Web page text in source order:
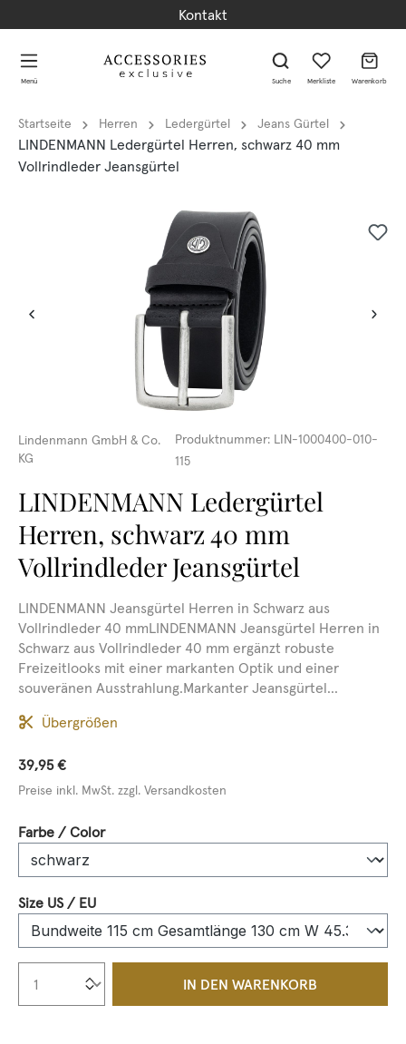
Kontakt
Menü Suche Merkliste Warenkorb
Startseite Herren Ledergürtel Jeans Gürtel
LINDENMANN Ledergürtel Herren, schwarz 40 mm
Vollrindleder Jeansgürtel
Lindenmann GmbH & Co.
KG
Produktnummer: LIN-1000400-010-
115
LINDENMANN Ledergürtel
Herren, schwarz 40 mm
Vollrindleder Jeansgürtel
LINDENMANN Jeansgürtel Herren in Schwarz aus
Vollrindleder 40 mmLINDENMANN Jeansgürtel Herren in
Schwarz aus Vollrindleder 40 mm ergänzt robuste
Freizeitlooks mit einer markanten Optik und einer
souveränen Ausstrahlung.Markanter Jeansgürtel...
Übergrößen
39,95 €
Preise inkl. MwSt. zzgl. Versandkosten
Farbe / Colorauswählen
Size US / EUauswählen
Produkt Anzahl: Gib den
IN DEN WARENKORB